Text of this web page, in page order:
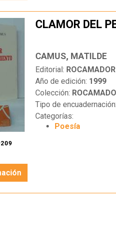
CLAMOR DEL
CAMUS, MATILDE
Editorial: ROCAMADOR
Año de edición: 1999
Colección:
Tipo de encuadernación:
Categorías:
Poesía